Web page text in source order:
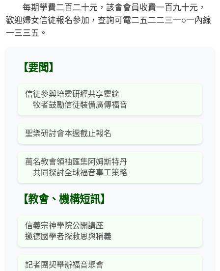
每期學費二百二十元，該會會員收費一百九十元，
歡迎婦女信徒報名參加，查詢可電二五二二三一○一內線
一三三五。
【要聞】
信徒參與培靈研經共享靈筵
牧者鼓勵信徒裝備廣傳福音
聖樂研討會本週截止報名
萬名教會領袖匯集阿姆斯特丹
共同探討全球福音事工策略
【教會、機構短訊】
信義宗神學院公開講座
邀德國學者探救恩與稱義
記者團契舉辦福音聚會